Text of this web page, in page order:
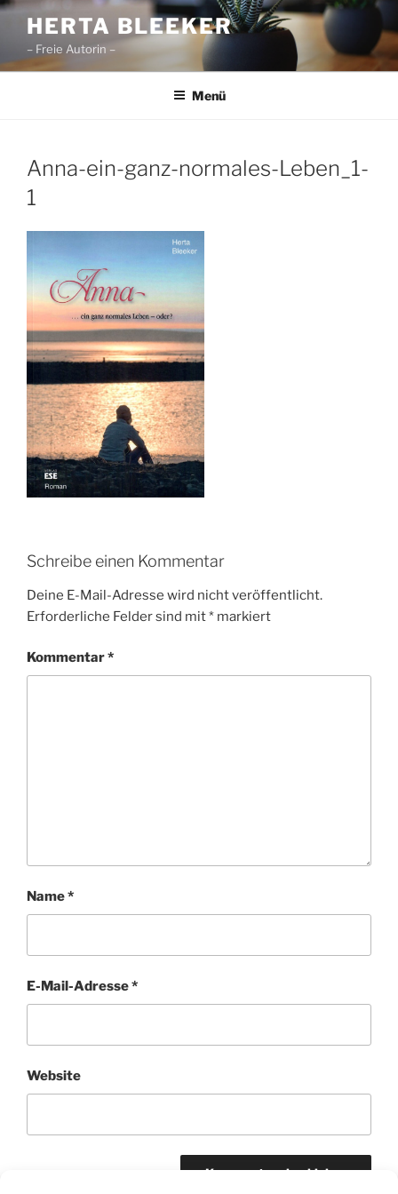
Zum
Inhalt
springen
HERTA BLEEKER
– Freie Autorin –
Menü
Anna-ein-ganz-normales-Leben_1-
1
Schreibe einen Kommentar
Deine E-Mail-Adresse wird nicht veröffentlicht.
Erforderliche Felder sind mit* markiert
Kommentar*
Name*
E-Mail-Adresse*
Website